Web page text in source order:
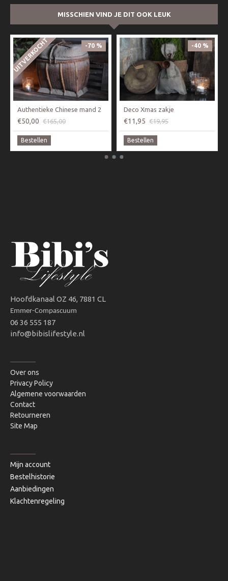
MISSCHIEN VIND JE DIT OOK LEUK
-70 %
UITVERKOCHT
Authentieke Chinese mand 2
€50,00 €165,00
Bestellen
-40 %
Deco Xmas zakje
€11,95 €19,95
Bestellen
Hoofdkanaal OZ 46, 7881 CL
Emmer-Compascuum
06 36 555 187
info@bibislifestyle.nl
Over ons
Privacy Policy
Algemene voorwaarden
Contact
Retourneren
Site Map
Mijn account
Bestelhistorie
Aanbiedingen
Klachtenregeling